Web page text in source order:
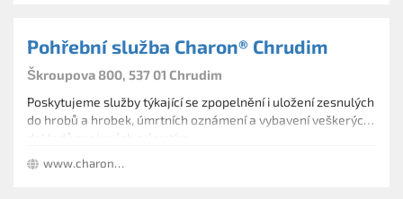
Pohřební služba Charon® Chrudim
Škroupova 800, 537 01 Chrudim
Poskytujeme služby týkající se zpopelnění i uložení zesnulých
do hrobů a hrobek, úmrtních oznámení a vybavení veškerých
dokladů spojených s úmrtím.
www.charon-eu.cz